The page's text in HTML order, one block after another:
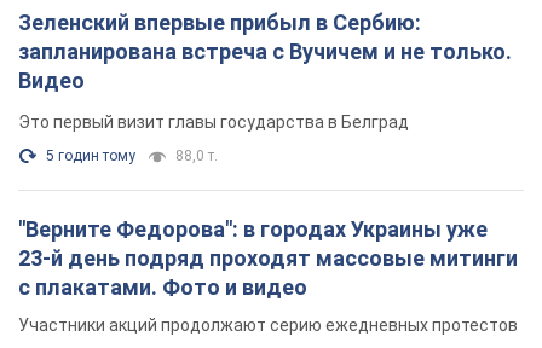
Зеленский впервые прибыл в Сербию:
запланирована встреча с Вучичем и не только.
Видео
Это первый визит главы государства в Белград
5 годин тому 88,0 т.
"Верните Федорова": в городах Украины уже
23-й день подряд проходят массовые митинги
с плакатами. Фото и видео
Участники акций продолжают серию ежедневных протестов